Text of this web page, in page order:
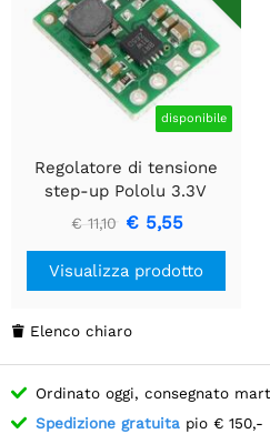
disponibile
Regolatore di tensione
step-up Pololu 3.3V
U1V11F3
€ 11,10 € 5,55
Visualizza prodotto
 Elenco chiaro
Ordinato oggi, consegnato
Spedizione gratuita pio € 150,-